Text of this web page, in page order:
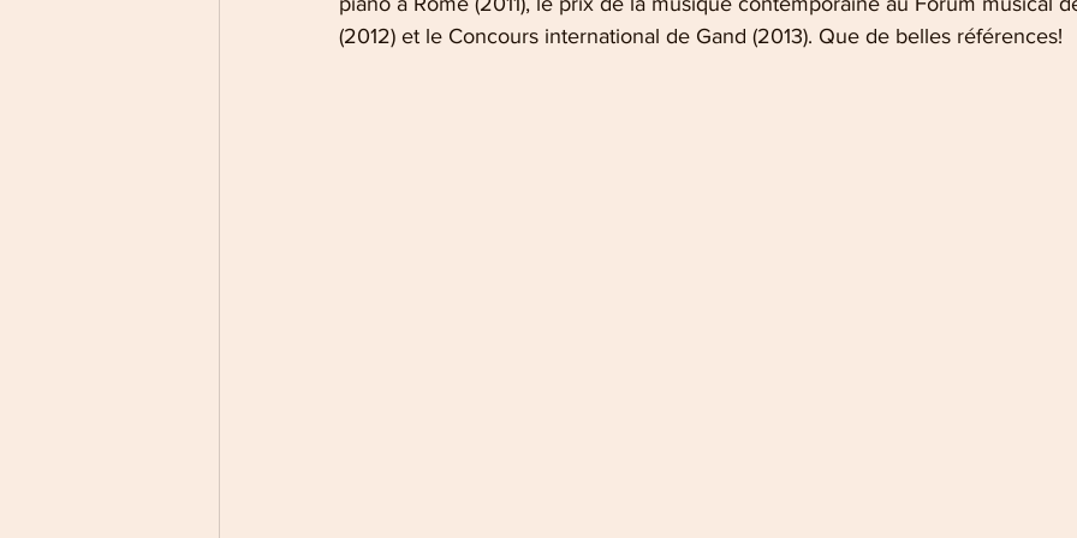
(2012) et le Concours international de Gand (2013). Que de belles références!